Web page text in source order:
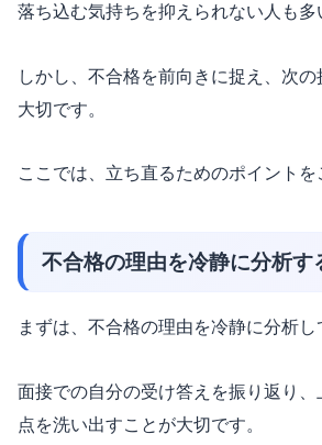
落ち込む気持ちを抑えられない人も多
しかし、不合格を前向きに捉え、次
大切です。
ここでは、立ち直るためのポイントを
不合格の理由を冷静に分析す
まずは、不合格の理由を冷静に分析し
面接での自分の受け答えを振り返り、
点を洗い出すことが大切です。